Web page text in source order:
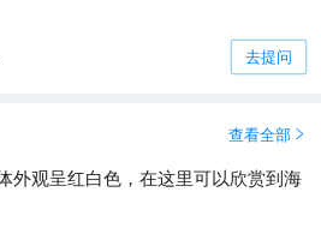
去提问
查看全部 
外观呈红白色，在这里可以欣赏到海